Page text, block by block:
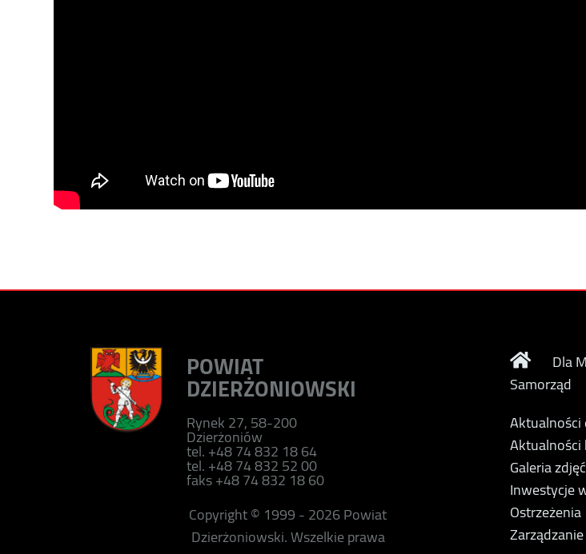
POWIAT
DZIERŻONIOWSKI
Rynek 27, 58-200
Dzierżoniów
tel. +48 74 832 18 64
tel. +48 74 832 52 00
faks +48 74 832 18 60
Copyright © 1999 - 2026 Powiat
Dzierżoniowski. Wszelkie prawa
Dla
Samorząd
Aktualności
Galeria zdjęć
Inwestycje
Ostrzeżenia